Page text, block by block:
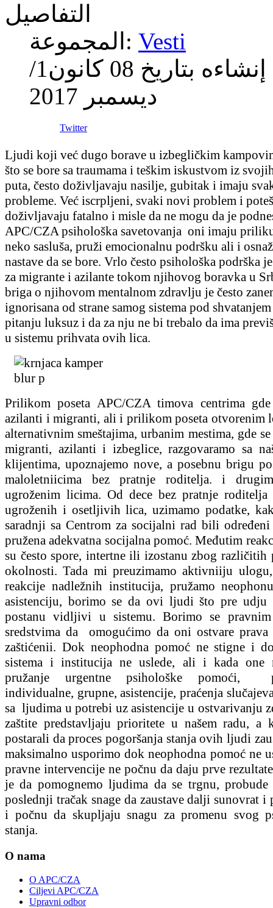
التفاصيل
المجموعة: Vesti
بتاريخ
08 كانون1/
ديسمبر 2017
Twitter
Ljudi koji već dugo borave u izbegličkim
što se bore sa traumama i teškim iskustvom iz
puta, često doživljavaju nasilje, gubitak i imaju
probleme. Već iscrpljeni, svaki novi problem i
doživljavaju fatalno i misle da ne mogu da je
APC/CZA psihološka savetovanja oni imaju
neko sasluša, pruži emocionalnu podršku ali i
nastave da se bore. Vrlo često psihološka podrška
za migrante i azilante tokom njihovog boravka u
briga o njihovom mentalnom zdravlju je često
ignorisana od strane samog sistema pod
pitanju luksuz i da za nju ne bi trebalo da ima
u sistemu prihvata ovih lica.
Prilikom poseta APC/CZA timova centrima gde
azilanti i migranti, ali i prilikom poseta otvorenim
alternativnim smeštajima, urbanim mestima, gde se
migranti, azilanti i izbeglice, razgovaramo sa
klijentima, upoznajemo nove, a posebnu brigu
maloletniicima bez pratnje roditelja. i
ugroženim licima. Od dece bez pratnje roditelja
ugroženih i osetljivih lica, uzimamo podatke,
saradnji sa Centrom za socijalni rad bili
pružena adekvatna socijalna pomoć. Međutim
su često spore, intertne ili izostanu zbog različitih
okolnosti. Tada mi preuzimamo aktivniiju
reakcije nadležnih institucija, pružamo
asistenciju, borimo se da ovi ljudi što pre udju
postanu vidljivi u sistemu. Borimo se
sredstvima da omogućimo da oni ostvare
zaštićenii. Dok neophodna pomoć ne stigne i
sistema i institucija ne uslede, ali i kada one
pružanje urgentne psihološke pomoći,
individualne, grupne, asistencije, praćenja
sa ljudima u potrebi uz asistencije u ostvarivanju
zaštite predstavljaju prioritete u našem radu, a
postarali da proces pogoršanja stanja ovih ljudi
maksimalno usporimo dok neophodna pomoć ne
pravne intervencije ne počnu da daju prve
je da pomognemo ljudima da se trgnu,
poslednji tračak snage da zaustave dalji sunovrat i
i počnu da skupljaju snagu za promenu svog
stanja.
O nama
O APC/CZA
Ciljevi APC/CZA
Upravni odbor